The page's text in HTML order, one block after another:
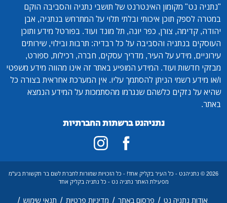
"נתניה נט" מקומון האינטרנט של תושבי נתניה והסביבה הוקם
במטרה לספק תוכן איכותי ובלתי תלוי על המתרחש בנתניה, אבן
יהודה, קדימה, צורן, כפר יונה, תל מונד ועוד. בפורטל מידע ותוכן
העוסקים בנתניה והסביבה על כל רבדיה: תרבות ובילוי, שירותים
עירוניים, מידע על העיר, מדריך עסקים, חברה, רכילות, ספורט,
מבזקי חדשות ועוד. המידע המופיע באתר זה אינו מהווה מידע משפטי
ו/או מידע רשמי הניתן להסתמך עליו. אין המערכת אחראית בצורה כל
שהיא על נזקים כלשהם שנגרמו מהסתמכות על המידע הנמצא
באתר.
נתניהנט ברשתות החברתיות
2026 © נתניהנט - כל העיר בקליק אחד! - כל הזכויות שמורות לחברת לשם בר תקשורת בע"מ
מפעילת האתר נתניה נט - כל נתניה בקליק אחד
אודות נתניה נט / פרסום באתר / מדיניות פרטיות / תנאי שימוש /